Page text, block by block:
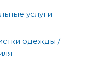
услуги
одежды /